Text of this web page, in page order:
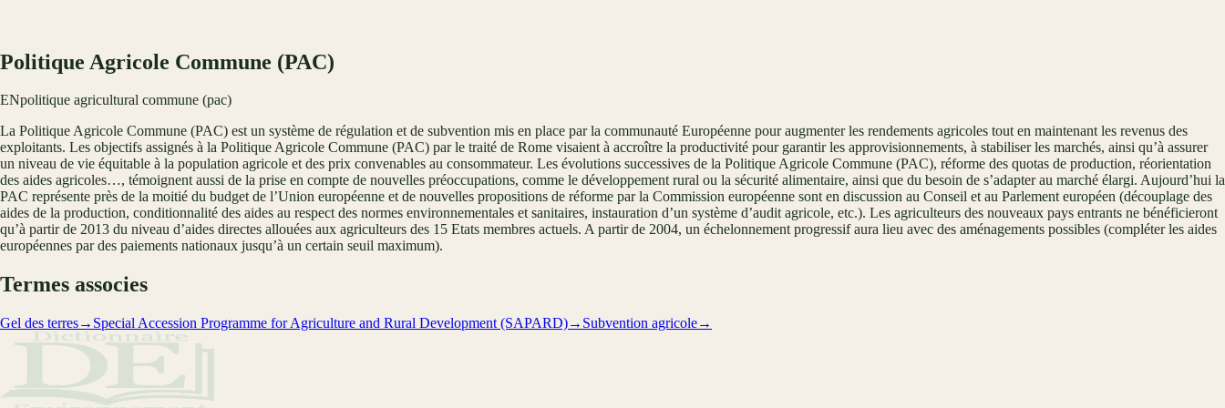
Politique Agricole Commune (PAC)
ENpolitique agricultural commune (pac)
La Politique Agricole Commune (PAC) est un système de régulation et de subvention mis en place par la communauté Européenne pour augmenter les rendements agricoles tout en maintenant les revenus des
exploitants. Les objectifs assignés à la Politique Agricole Commune (PAC) par le traité de Rome visaient à accroître la productivité pour garantir les approvisionnements, à stabiliser les marchés, ainsi qu’à assurer
un niveau de vie équitable à la population agricole et des prix convenables au consommateur. Les évolutions successives de la Politique Agricole Commune (PAC), réforme des quotas de production, réorientation
des aides agricoles…, témoignent aussi de la prise en compte de nouvelles préoccupations, comme le développement rural ou la sécurité alimentaire, ainsi que du besoin de s’adapter au marché élargi. Aujourd’hui la
PAC représente près de la moitié du budget de l’Union européenne et de nouvelles propositions de réforme par la Commission européenne sont en discussion au Conseil et au Parlement européen (découplage des
aides de la production, conditionnalité des aides au respect des normes environnementales et sanitaires, instauration d’un système d’audit agricole, etc.). Les agriculteurs des nouveaux pays entrants ne bénéficieront
qu’à partir de 2013 du niveau d’aides directes allouées aux agriculteurs des 15 Etats membres actuels. A partir de 2004, un échelonnement progressif aura lieu avec des aménagements possibles (compléter les aides
européennes par des paiements nationaux jusqu’à un certain seuil maximum).
Termes associes
Gel des terres→ Special Accession Programme for Agriculture and Rural Development (SAPARD)→ Subvention agricole→